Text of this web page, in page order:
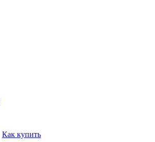
Как купить